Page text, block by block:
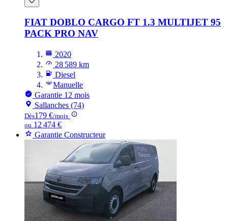
FIAT DOBLO CARGO FT 1.3 MULTIJET 95
PACK PRO NAV
2020
28 589 km
Diesel
Manuelle
Garantie 12 mois
Sallanches (74)
Dès179 €/mois
ou 12 474 €
Garantie Constructeur